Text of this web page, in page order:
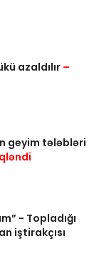
azaldılır –
geyim tələbləri
- Topladığı
iştirakçısı